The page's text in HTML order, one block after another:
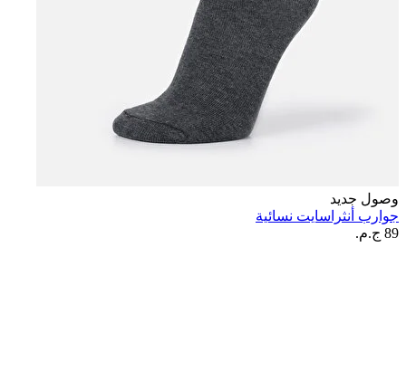
وصول جديد
جوارب أنثراسايت نسائية
89 ج.م.‏